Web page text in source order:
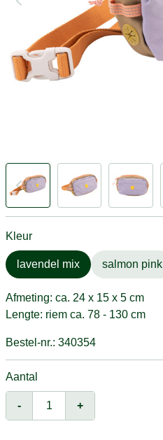
Kleur
lavendel mix salmon pink
Afmeting: ca. 24 x 15 x 5 cm
Lengte: riem ca. 78 - 130 cm
Bestel-nr.: 340354
Aantal
- +